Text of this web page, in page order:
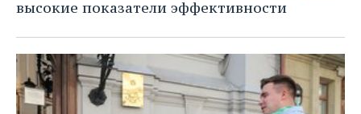
высокие показатели эффективности